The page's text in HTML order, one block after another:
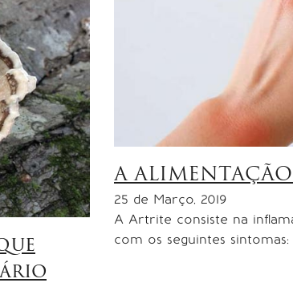
A
25 de Março, 2019
A Artrite consiste na
com os seguintes